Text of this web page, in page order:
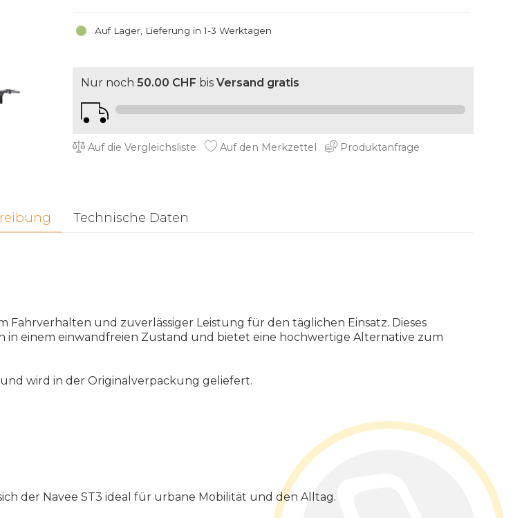
Auf Lager, Lieferung in 1-3 Werktagen
Nur noch 50.00 CHF bis Versand gratis
Auf die Vergleichsliste Auf den Merkzettel Produktanfrage
Technische Daten
und zuverlässiger Leistung für den täglichen Einsatz. Dieses
einem einwandfreien Zustand und bietet eine hochwertige Alternative zum
wird in der Originalverpackung geliefert.
der Navee ST3 ideal für urbane Mobilität und den Alltag.